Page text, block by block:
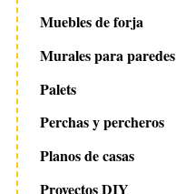
Muebles de forja
Murales para paredes
Palets
Perchas y percheros
Planos de casas
Proyectos DIY